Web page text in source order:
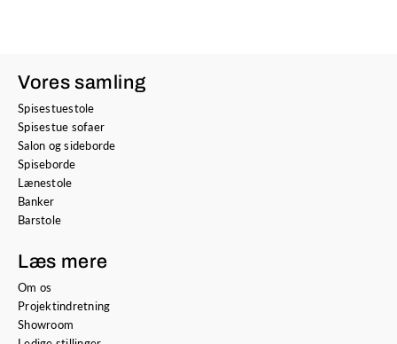
Vores samling
Spisestuestole
Spisestue sofaer
Salon og sideborde
Spiseborde
Lænestole
Banker
Barstole
Læs mere
Om os
Projektindretning
Showroom